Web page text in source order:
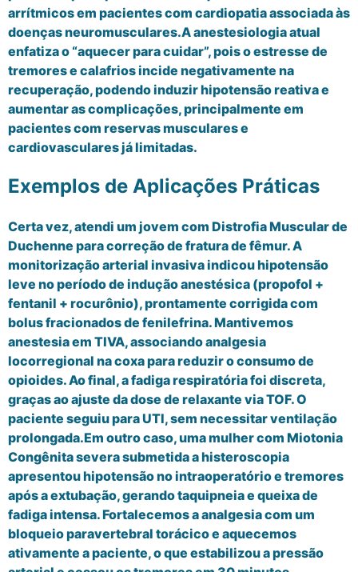
arrítmicos em pacientes com cardiopatia associada às
doenças neuromusculares.A anestesiologia atual
enfatiza o “aquecer para cuidar”, pois o estresse de
tremores e calafrios incide negativamente na
recuperação, podendo induzir hipotensão reativa e
aumentar as complicações, principalmente em
pacientes com reservas musculares e
cardiovasculares já limitadas.
Exemplos de Aplicações Práticas
Certa vez, atendi um jovem com Distrofia Muscular de
Duchenne para correção de fratura de fêmur. A
monitorização arterial invasiva indicou hipotensão
leve no período de indução anestésica (propofol +
fentanil + rocurônio), prontamente corrigida com
bolus fracionados de fenilefrina. Mantivemos
anestesia em TIVA, associando analgesia
locorregional na coxa para reduzir o consumo de
opioides. Ao final, a fadiga respiratória foi discreta,
graças ao ajuste da dose de relaxante via TOF. O
paciente seguiu para UTI, sem necessitar ventilação
prolongada.Em outro caso, uma mulher com Miotonia
Congênita severa submetida a histeroscopia
apresentou hipotensão no intraoperatório e tremores
após a extubação, gerando taquipneia e queixa de
fadiga intensa. Fortalecemos a analgesia com um
bloqueio paravertebral torácico e aquecemos
ativamente a paciente, o que estabilizou a pressão